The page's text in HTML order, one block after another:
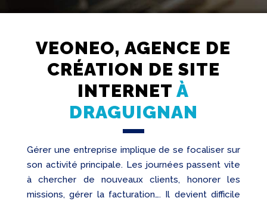
Création
Web
Referencement
Réseaux
sociaux
VEONEO, AGENCE DE
CRÉATION DE SITE
INTERNETÀ
DRAGUIGNAN
Gérer une entreprise implique de se focaliser sur
son activité principale. Les journées passent vite
à chercher de nouveaux clients, honorer les
missions, gérer la facturation…. Il devient difficile